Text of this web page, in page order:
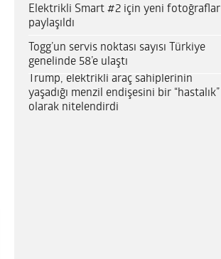
Elektrikli Smart #2 için yeni fotoğraflar
paylaşıldı
Togg’un servis noktası sayısı Türkiye
genelinde 58’e ulaştı
Trump, elektrikli araç sahiplerinin
yaşadığı menzil endişesini bir “hastalık”
olarak nitelendirdi